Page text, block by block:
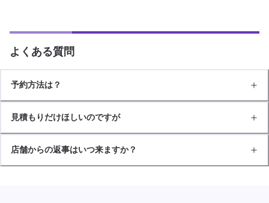
よくある質問
予約方法は？
見積もりだけほしいのですが
店舗からの返事はいつ来ますか？